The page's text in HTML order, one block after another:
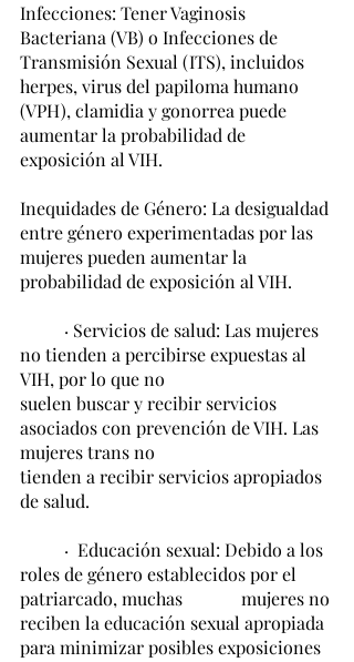
Infecciones: Tener Vaginosis
Bacteriana (VB) o Infecciones de
Transmisión Sexual (ITS), incluidos
herpes, virus del papiloma humano
(VPH), clamidia y gonorrea puede
aumentar la probabilidad de
exposición al VIH.
Inequidades de Género: La desigualdad
entre género experimentadas por las
mujeres pueden aumentar la
probabilidad de exposición al VIH.
no tienden a percibirse expuestas al
VIH, por lo que no
suelen buscar y recibir servicios
asociados con prevención de VIH. Las
mujeres trans no
tienden a recibir servicios apropiados
de salud.
roles de género establecidos por el
patriarcado, muchas 		mujeres no
reciben la educación sexual apropiada
para minimizar posibles exposiciones